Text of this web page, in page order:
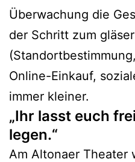
Überwachung die
der Schritt zum
Online-Einkauf,
immer kleiner.
„Ihr lasst euch
legen.“
Am Altonaer Theater